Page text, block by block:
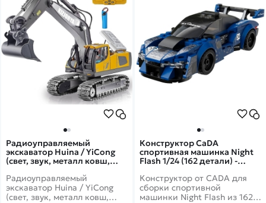
Радиоуправляемый
экскаватор Huina / YiCong
(свет, звук, металл ковш,
Радиоуправляемый
экскаватор Huina / YiCong
(свет, звук, металл ковш,
Конструктор CaDA
спортивная машинка Night
Flash 1/24 (162 детали) -
Конструктор от CADA для
сборки спортивной
машинки Night Flash из 162